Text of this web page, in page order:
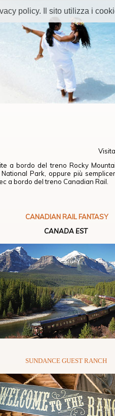
a bordo del treno Rocky
Park, oppure più
a bordo del treno Canadian Rail.
CANADIAN RAIL FANTASY
CANADA EST
SUNDANCE GUEST RANCH
policy. Il sito utilizza i